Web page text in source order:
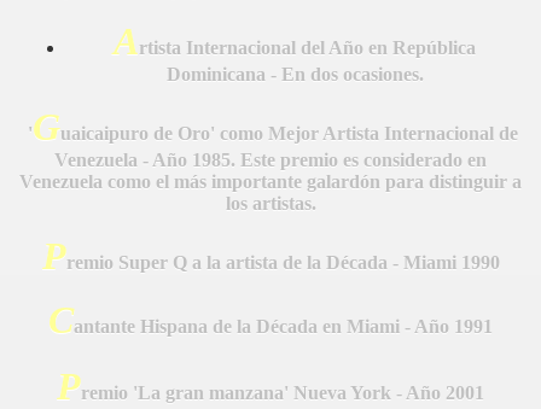
Artista Internacional del Año en República
Dominicana - En dos ocasiones.
'Guaicaipuro de Oro' como Mejor Artista Internacional de
Venezuela - Año 1985. Este premio es considerado en
Venezuela como el más importante galardón para distinguir a
los artistas.
Premio Super Q a la artista de la Década - Miami 1990
Cantante Hispana de la Década en Miami - Año 1991
Premio 'La gran manzana' Nueva York - Año 2001